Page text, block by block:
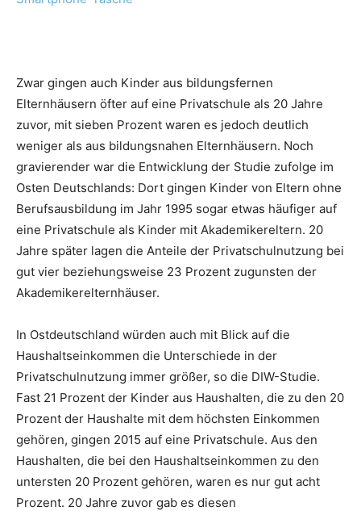
Zwar gingen auch Kinder aus bildungsfernen
Elternhäusern öfter auf eine Privatschule als 20 Jahre
zuvor, mit sieben Prozent waren es jedoch deutlich
weniger als aus bildungsnahen Elternhäusern. Noch
gravierender war die Entwicklung der Studie zufolge im
Osten Deutschlands: Dort gingen Kinder von Eltern ohne
Berufsausbildung im Jahr 1995 sogar etwas häufiger auf
eine Privatschule als Kinder mit Akademikereltern. 20
Jahre später lagen die Anteile der Privatschulnutzung bei
gut vier beziehungsweise 23 Prozent zugunsten der
Akademikerelternhäuser.
In Ostdeutschland würden auch mit Blick auf die
Haushaltseinkommen die Unterschiede in der
Privatschulnutzung immer größer, so die DIW-Studie.
Fast 21 Prozent der Kinder aus Haushalten, die zu den 20
Prozent der Haushalte mit dem höchsten Einkommen
gehören, gingen 2015 auf eine Privatschule. Aus den
Haushalten, die bei den Haushaltseinkommen zu den
untersten 20 Prozent gehören, waren es nur gut acht
Prozent. 20 Jahre zuvor gab es diesen